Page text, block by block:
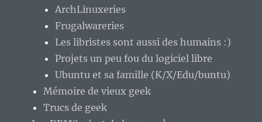
ArchLinuxeries
Frugalwareries
Les libristes sont aussi des humains :)
Projets un peu fou du logiciel libre
Ubuntu et sa famille (K/X/Edu/buntu)
Mémoire de vieux geek
Trucs de geek